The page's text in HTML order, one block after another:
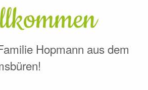
Hopmann aus dem